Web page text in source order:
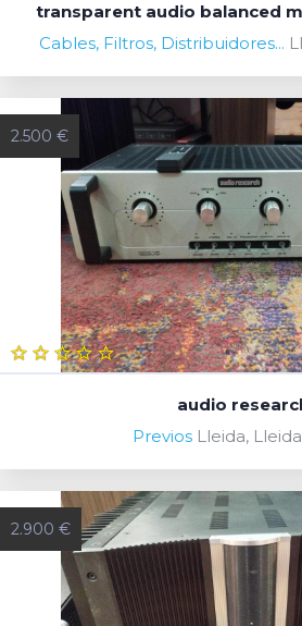
transparent audio balanced
Cables, Filtros, Distribuidores...
2.500 €
audio
Previos Lleida,
2.900 €